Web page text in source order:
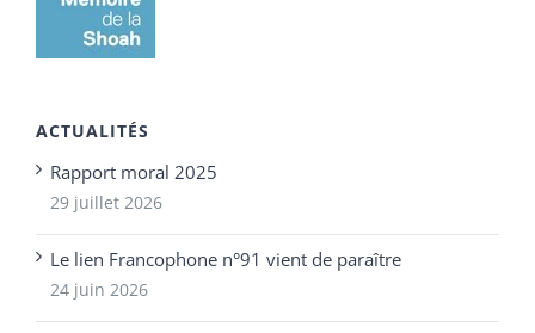
ACTUALITÉS
Rapport moral 2025
29 juillet 2026
Le lien Francophone n°91 vient de paraître
24 juin 2026